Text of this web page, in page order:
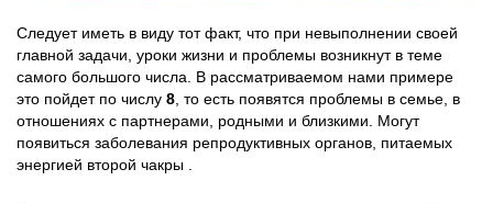
Следует иметь в виду тот факт, что при невыполнении своей
главной задачи, уроки жизни и проблемы возникнут в теме
самого большого числа. В рассматриваемом нами примере
это пойдет по числу 8 , то есть появятся проблемы в семье, в
отношениях с партнерами, родными и близкими. Могут
появиться заболевания репродуктивных органов, питаемых
энергией второй чакры .